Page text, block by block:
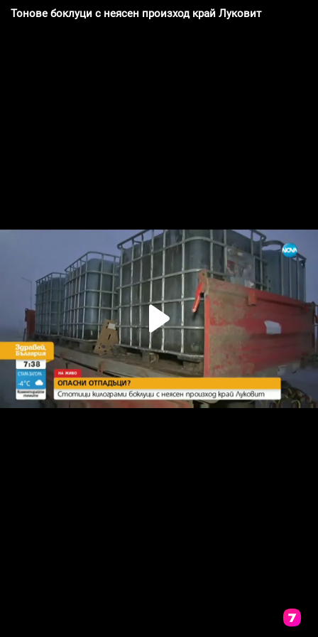
Тонове боклуци с неясен произход край Луковит